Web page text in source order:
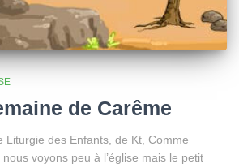
de Carême
Liturgie des Enfants, de Kt, Comme
voyons peu à l’église mais le petit